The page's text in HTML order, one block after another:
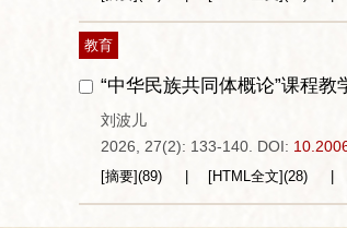
教育
“中华民族共同体概论”课程
刘波儿
2026, 27(2): 133-140. DOI:
[摘要](89) [HTML全文](28)